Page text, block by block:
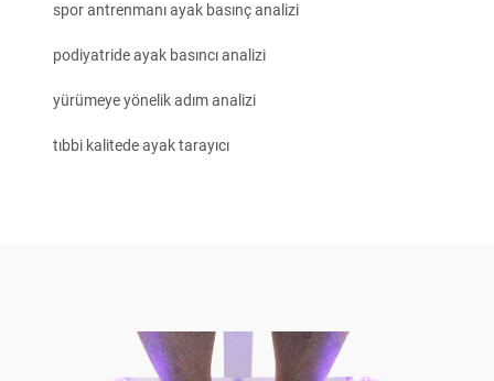
spor antrenmanı ayak basınç analizi
podiyatride ayak basıncı analizi
yürümeye yönelik adım analizi
tıbbi kalitede ayak tarayıcı